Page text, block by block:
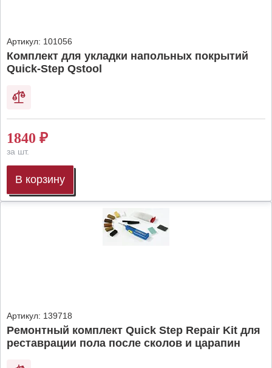
Артикул: 101056
Комплект для укладки напольных покрытий
Quick-Step Qstool
1840 ₽
за шт.
В корзину
Артикул: 139718
Ремонтный комплект Quick Step Repair Kit для
реставрации пола после сколов и царапин